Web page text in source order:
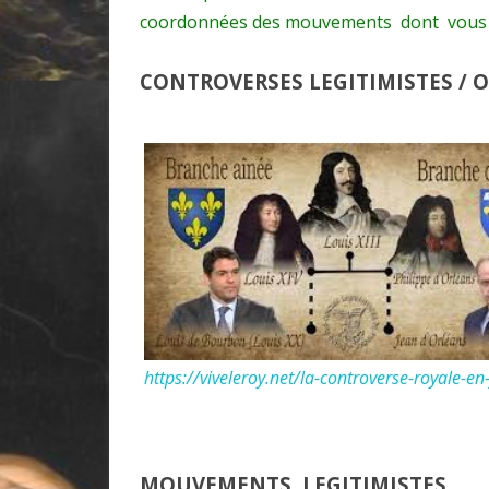
coordonnées des mouvements dont
CONTROVERSES LEGITIMISTES /
https://viveleroy.net/la-controverse-royale-